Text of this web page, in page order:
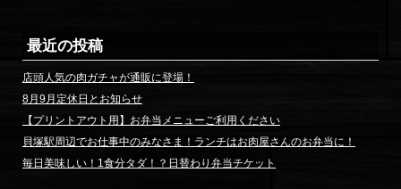
最近の投稿
店頭人気の肉ガチャが通販に登場！
8月9月定休日とお知らせ
【プリントアウト用】お弁当メニューご利用ください
貝塚駅周辺でお仕事中のみなさま！ランチはお肉屋さんのお弁当に！
毎日美味しい！1食分タダ！？日替わり弁当チケット